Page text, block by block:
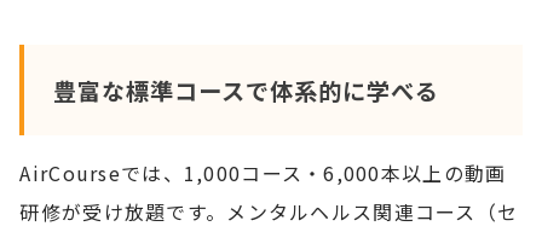
豊富な標準コースで体系的に学べる
AirCourseでは、1,000コース・6,000本以上の動画
研修が受け放題です。メンタルヘルス関連コース（セ